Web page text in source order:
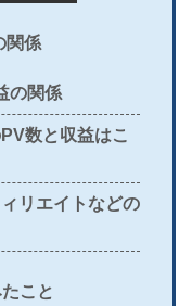
関係
の関係
数と収益はこ
リエイトなどの
こと